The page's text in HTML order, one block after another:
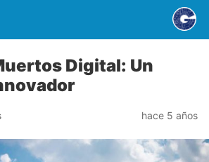
Digital: Un
hace 5 años